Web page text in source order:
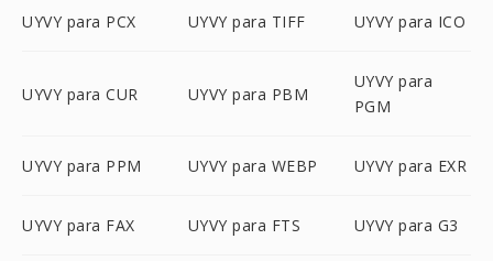
UYVY para PCX UYVY para TIFF UYVY para ICO
UYVY para CUR UYVY para PBM
UYVY para
PGM
UYVY para PPM UYVY para WEBP UYVY para EXR
UYVY para FAX UYVY para FTS UYVY para G3